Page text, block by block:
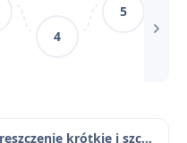
4
5
Kamienie na szaniec - streszczenie krótkie i szczegółowe